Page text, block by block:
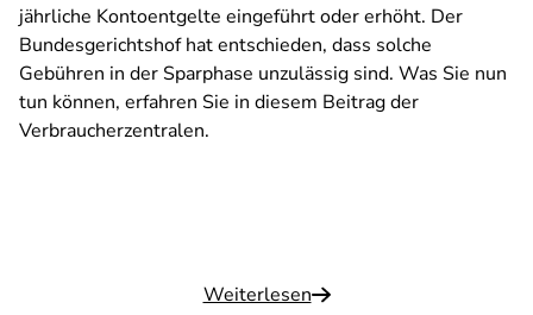
jährliche Kontoentgelte eingeführt oder erhöht. Der
Bundesgerichtshof hat entschieden, dass solche
Gebühren in der Sparphase unzulässig sind. Was Sie nun
tun können, erfahren Sie in diesem Beitrag der
Verbraucherzentralen.
Weiterlesen